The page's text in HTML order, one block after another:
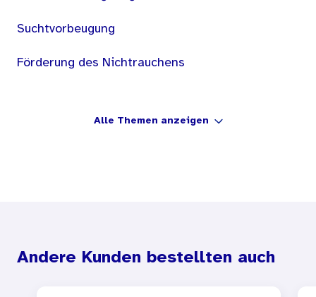
Suchtvorbeugung
Förderung des Nichtrauchens
Alle Themen anzeigen
Andere Kunden bestellten auch